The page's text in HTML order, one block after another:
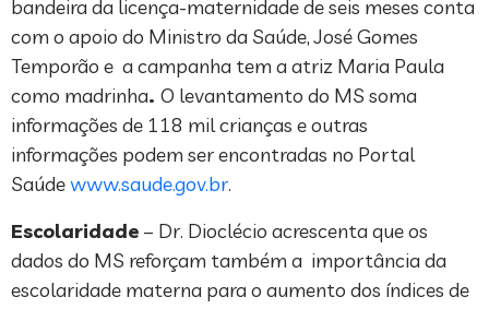
bandeira da licença-maternidade de seis meses conta
com o apoio do Ministro da Saúde, José Gomes
Temporão e a campanha tem a atriz Maria Paula
como madrinha. O levantamento do MS soma
informações de 118 mil crianças e outras
informações podem ser encontradas no Portal
Saúdewww.saude.gov.br.
Escolaridade – Dr. Dioclécio acrescenta que os
dados do MS reforçam também a importância da
escolaridade materna para o aumento dos índices de